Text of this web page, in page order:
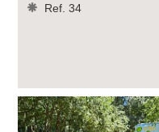
Ref. 34